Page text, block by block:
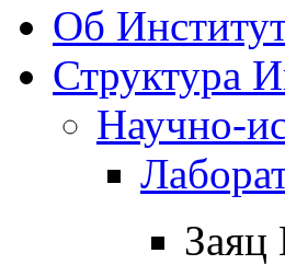
Об
Структура
Научно-
Заяц